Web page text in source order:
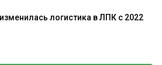
логистика в ЛПК с 2022